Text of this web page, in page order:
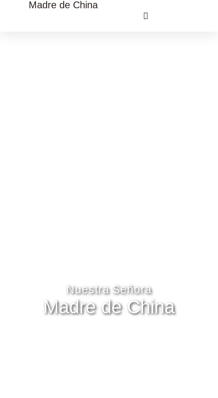
Madre de China
Nuestra Señora
Madre de China